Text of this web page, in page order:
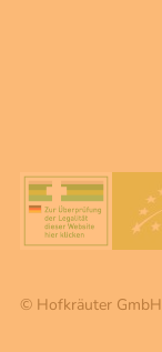
© Hofkräuter GmbH